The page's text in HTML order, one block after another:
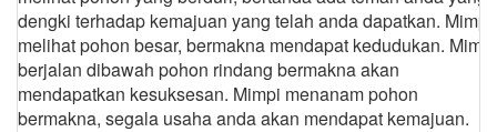
dengki terhadap kemajuan yang telah anda dapatkan. Mimpi
melihat pohon besar, bermakna mendapat kedudukan. Mimpi
berjalan dibawah pohon rindang bermakna akan
mendapatkan kesuksesan. Mimpi menanam pohon
bermakna, segala usaha anda akan mendapat kemajuan.